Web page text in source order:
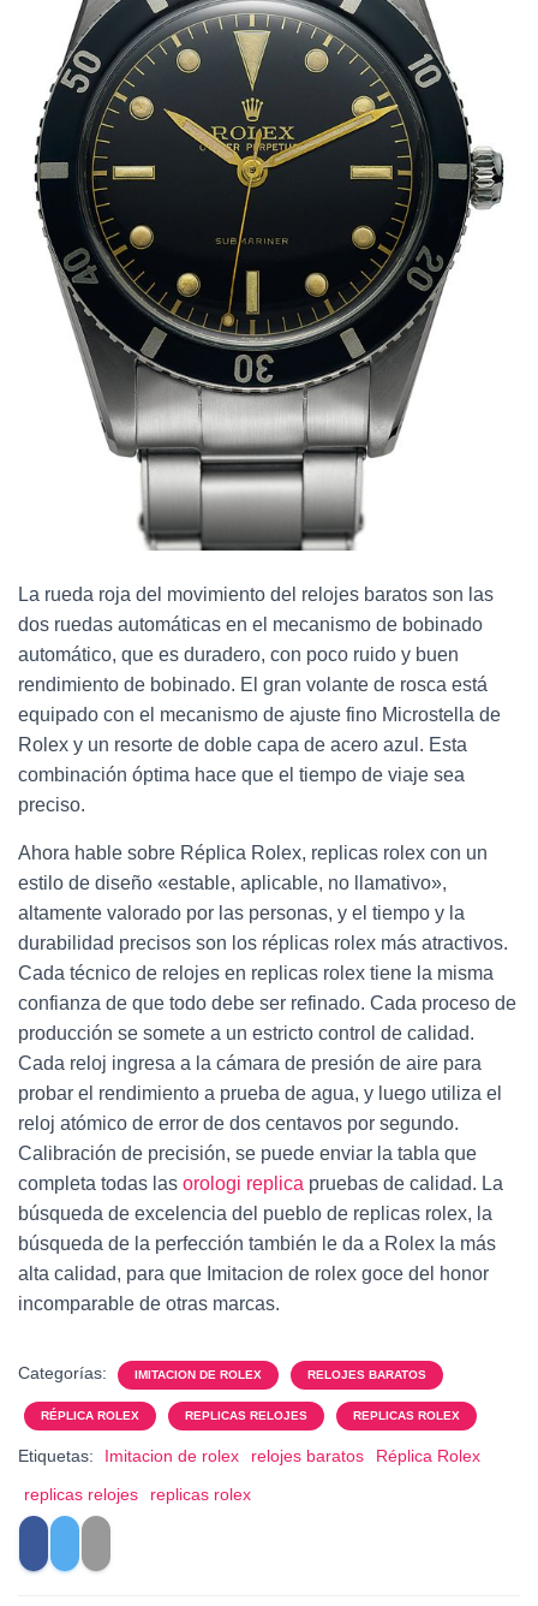
La rueda roja del movimiento del relojes baratos son las
dos ruedas automáticas en el mecanismo de bobinado
automático, que es duradero, con poco ruido y buen
rendimiento de bobinado. El gran volante de rosca está
equipado con el mecanismo de ajuste fino Microstella de
Rolex y un resorte de doble capa de acero azul. Esta
combinación óptima hace que el tiempo de viaje sea
preciso.
Ahora hable sobre Réplica Rolex, replicas rolex con un
estilo de diseño «estable, aplicable, no llamativo»,
altamente valorado por las personas, y el tiempo y la
durabilidad precisos son los réplicas rolex más atractivos.
Cada técnico de relojes en replicas rolex tiene la misma
confianza de que todo debe ser refinado. Cada proceso de
producción se somete a un estricto control de calidad.
Cada reloj ingresa a la cámara de presión de aire para
probar el rendimiento a prueba de agua, y luego utiliza el
reloj atómico de error de dos centavos por segundo.
Calibración de precisión, se puede enviar la tabla que
completa todas las orologi replica pruebas de calidad. La
búsqueda de excelencia del pueblo de replicas rolex, la
búsqueda de la perfección también le da a Rolex la más
alta calidad, para que Imitacion de rolex goce del honor
incomparable de otras marcas.
Categorías: IMITACION DE ROLEX RELOJES BARATOS
RÉPLICA ROLEX REPLICAS RELOJES REPLICAS ROLEX
Etiquetas: Imitacion de rolex relojes baratos
Réplica Rolex
replicas relojes
replicas rolex